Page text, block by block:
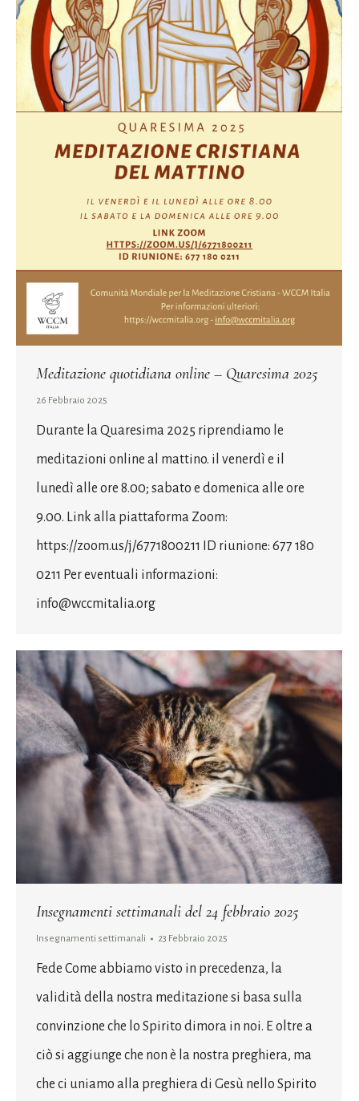
Meditazione quotidiana online – Quaresima 2025
26 Febbraio 2025
Durante la Quaresima 2025 riprendiamo le
meditazioni online al mattino. il venerdì e il
lunedì alle ore 8.00; sabato e domenica alle ore
9.00. Link alla piattaforma Zoom:
https://zoom.us/j/6771800211 ID riunione: 677 180
0211 Per eventuali informazioni:
info@wccmitalia.org
Insegnamenti settimanali del 24 febbraio 2025
Insegnamenti settimanali 23 Febbraio 2025
Fede Come abbiamo visto in precedenza, la
validità della nostra meditazione si basa sulla
convinzione che lo Spirito dimora in noi. E oltre a
ciò si aggiunge che non è la nostra preghiera, ma
che ci uniamo alla preghiera di Gesù nello Spirito